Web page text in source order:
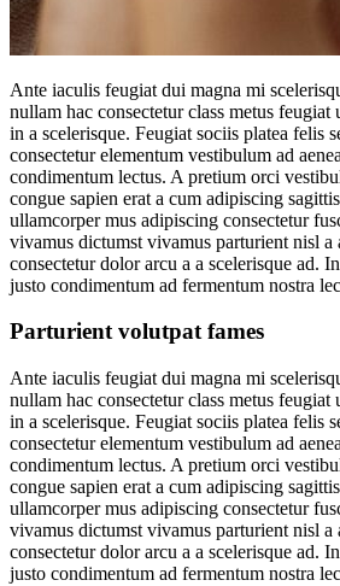
Ante iaculis feugiat dui magna mi
nullam hac consectetur class metus
in a scelerisque. Feugiat sociis platea felis
consectetur elementum vestibulum ad
condimentum lectus. A pretium orci
congue sapien erat a cum adipiscing
ullamcorper mus adipiscing consectetur
vivamus dictumst vivamus parturient nisl a
consectetur dolor arcu a a scelerisque ad.
justo condimentum ad fermentum nostra
Parturient volutpat fames
Ante iaculis feugiat dui magna mi
nullam hac consectetur class metus
in a scelerisque. Feugiat sociis platea felis
consectetur elementum vestibulum ad
condimentum lectus. A pretium orci
congue sapien erat a cum adipiscing
ullamcorper mus adipiscing consectetur
vivamus dictumst vivamus parturient nisl a
consectetur dolor arcu a a scelerisque ad.
justo condimentum ad fermentum nostra